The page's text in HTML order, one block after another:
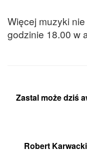
Więcej muzyki
godzinie 18.00 w
Zastal może dziś
Robert